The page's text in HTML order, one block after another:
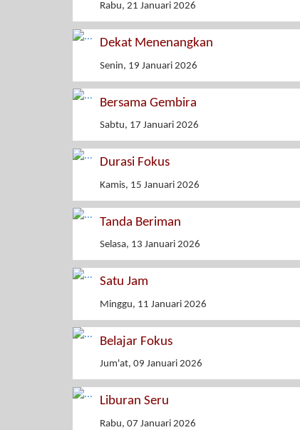
Rabu, 21 Januari 2026
Dekat Menenangkan
Senin, 19 Januari 2026
Bersama Gembira
Sabtu, 17 Januari 2026
Durasi Fokus
Kamis, 15 Januari 2026
Tanda Beriman
Selasa, 13 Januari 2026
Satu Jam
Minggu, 11 Januari 2026
Belajar Fokus
Jum'at, 09 Januari 2026
Liburan Seru
Rabu, 07 Januari 2026